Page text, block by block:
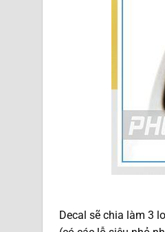
Decal sẽ chia làm 3